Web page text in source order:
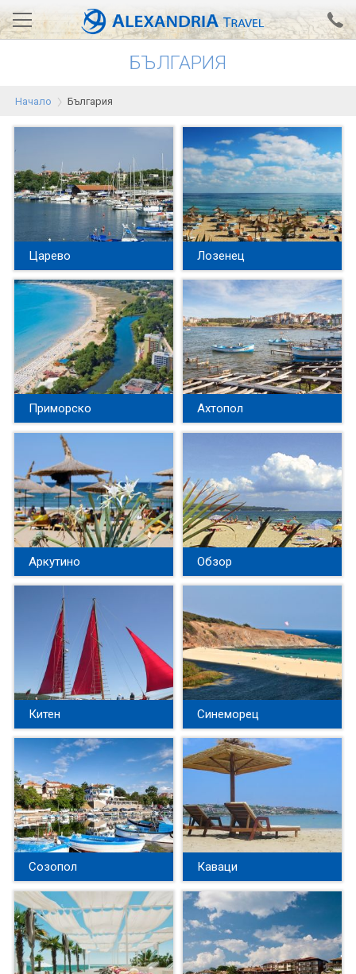
Проверка на резервация
АЛЕКСАНДРИЯ хотели
Турция
Гърция
Египет
Екскурзии
0700 18 308 Запитване
БЪЛГАРИЯ
Начало България
Царево Лозенец
Приморско Ахтопол
Аркутино Обзор
Китен Синеморец
Созопол Каваци